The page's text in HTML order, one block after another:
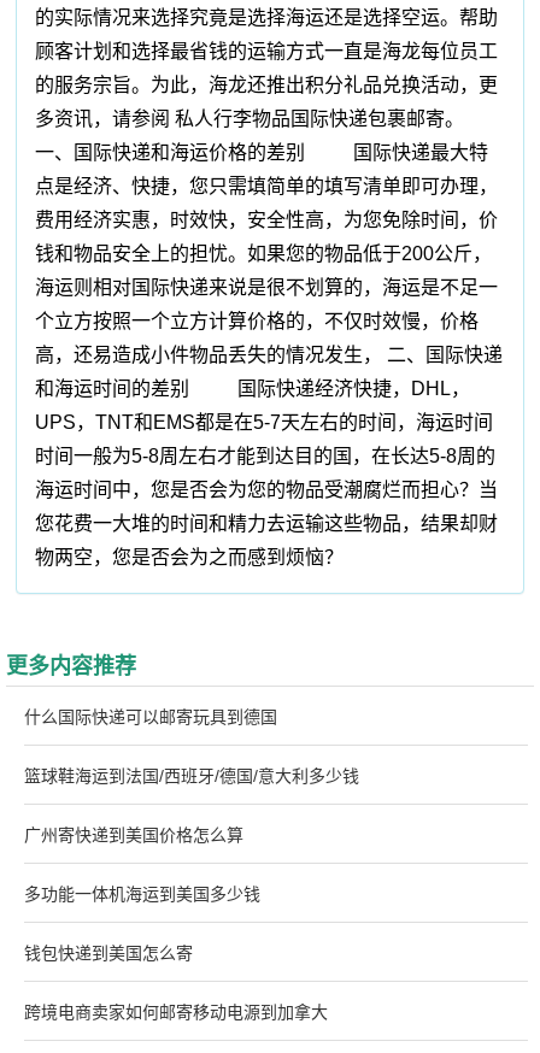
的实际情况来选择究竟是选择海运还是选择空运。帮助
顾客计划和选择最省钱的运输方式一直是海龙每位员工
的服务宗旨。为此，海龙还推出积分礼品兑换活动，更
多资讯，请参阅 私人行李物品国际快递包裹邮寄。
一、国际快递和海运价格的差别 国际快递最大特
点是经济、快捷，您只需填简单的填写清单即可办理，
费用经济实惠，时效快，安全性高，为您免除时间，价
钱和物品安全上的担忧。如果您的物品低于200公斤，
海运则相对国际快递来说是很不划算的，海运是不足一
个立方按照一个立方计算价格的，不仅时效慢，价格
高，还易造成小件物品丢失的情况发生， 二、国际快递
和海运时间的差别 国际快递经济快捷，DHL，
UPS，TNT和EMS都是在5-7天左右的时间，海运时间
时间一般为5-8周左右才能到达目的国，在长达5-8周的
海运时间中，您是否会为您的物品受潮腐烂而担心？当
您花费一大堆的时间和精力去运输这些物品，结果却财
物两空，您是否会为之而感到烦恼？
更多内容推荐
什么国际快递可以邮寄玩具到德国
篮球鞋海运到法国/西班牙/德国/意大利多少钱
广州寄快递到美国价格怎么算
多功能一体机海运到美国多少钱
钱包快递到美国怎么寄
跨境电商卖家如何邮寄移动电源到加拿大